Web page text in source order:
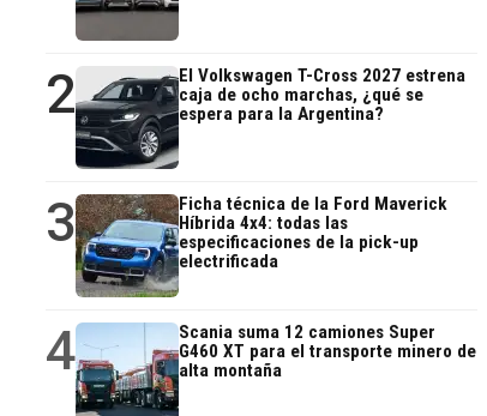
2
El Volkswagen T-Cross 2027 estrena
caja de ocho marchas, ¿qué se
espera para la Argentina?
3
Ficha técnica de la Ford Maverick
Híbrida 4x4: todas las
especificaciones de la pick-up
electrificada
4
Scania suma 12 camiones Super
G460 XT para el transporte minero de
alta montaña